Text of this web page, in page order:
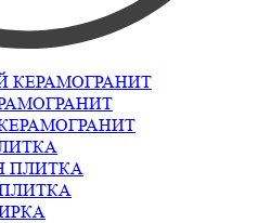
КЕРАМОГРАНИТ
ПЛИТКА